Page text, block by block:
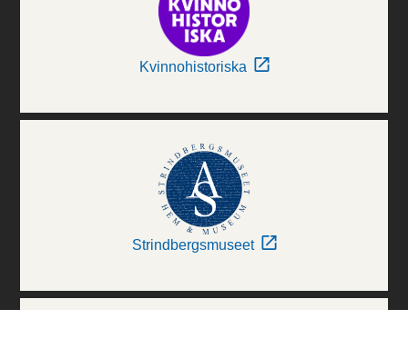
Kvinnohistoriska
Strindbergsmuseet